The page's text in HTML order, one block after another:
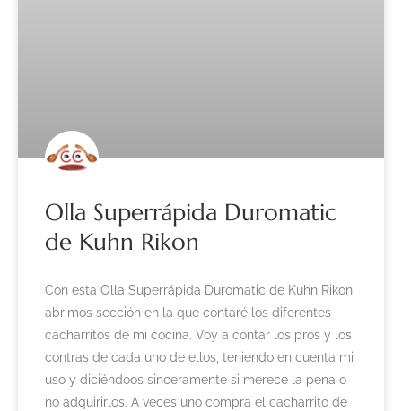
Olla Superrápida Duromatic
de Kuhn Rikon
Con esta Olla Superrápida Duromatic de Kuhn Rikon,
abrimos sección en la que contaré los diferentes
cacharritos de mi cocina. Voy a contar los pros y los
contras de cada uno de ellos, teniendo en cuenta mi
uso y diciéndoos sinceramente si merece la pena o
no adquirirlos. A veces uno compra el cacharrito de